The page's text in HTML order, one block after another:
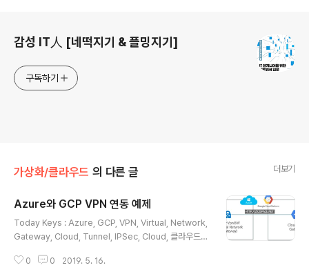
감성 IT人 [네떡지기 & 플밍지기]
구독하기
가상화/클라우드 의 다른 글 더보기
Azure와 GCP VPN 연동 예제
Today Keys : Azure, GCP, VPN, Virtual, Network,
Gateway, Cloud, Tunnel, IPSec, Cloud, 클라우드
예제 를 다루었습니다. 이번 포스팅에서는 Azure와 GCP
0 0 2019. 5. 16.